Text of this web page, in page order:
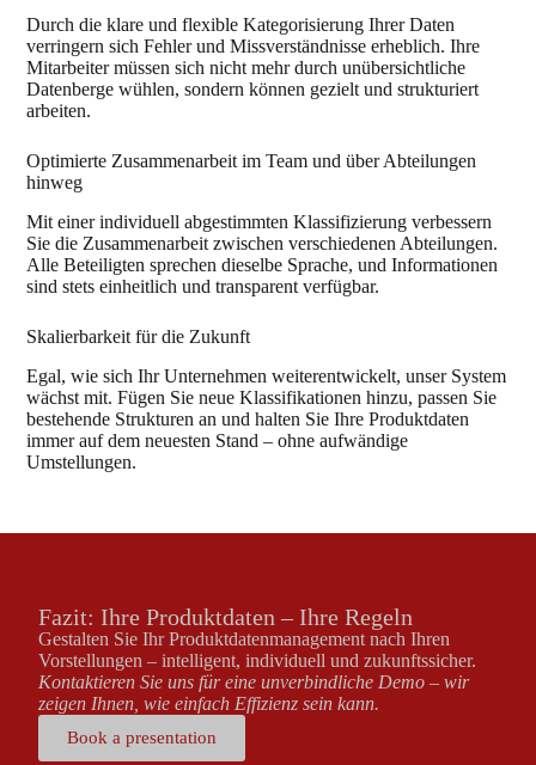
Durch die klare und flexible Kategorisierung Ihrer Daten
verringern sich Fehler und Missverständnisse erheblich. Ihre
Mitarbeiter müssen sich nicht mehr durch unübersichtliche
Datenberge wühlen, sondern können gezielt und strukturiert
arbeiten.
Optimierte Zusammenarbeit im Team und über Abteilungen
hinweg
Mit einer individuell abgestimmten Klassifizierung verbessern
Sie die Zusammenarbeit zwischen verschiedenen Abteilungen.
Alle Beteiligten sprechen dieselbe Sprache, und Informationen
sind stets einheitlich und transparent verfügbar.
Skalierbarkeit für die Zukunft
Egal, wie sich Ihr Unternehmen weiterentwickelt, unser System
wächst mit. Fügen Sie neue Klassifikationen hinzu, passen Sie
bestehende Strukturen an und halten Sie Ihre Produktdaten
immer auf dem neuesten Stand – ohne aufwändige
Umstellungen.
Fazit: Ihre Produktdaten – Ihre Regeln
Gestalten Sie Ihr Produktdatenmanagement nach Ihren
Vorstellungen – intelligent, individuell und zukunftssicher.
Kontaktieren Sie uns für eine unverbindliche Demo – wir
zeigen Ihnen, wie einfach Effizienz sein kann.
Book a presentation